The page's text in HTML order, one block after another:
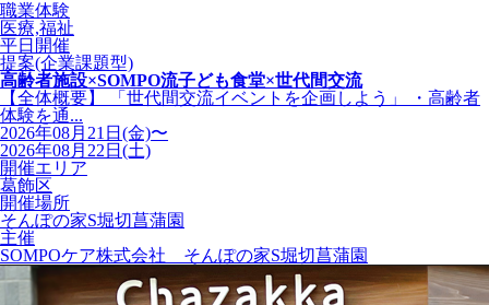
職業体験
医療,福祉
平日開催
提案(企業課題型)
高齢者施設×SOMPO流子ども食堂×世代間交流
【全体概要】 「世代間交流イベントを企画しよう」 ・高齢者
体験を通...
2026年08月21日(金)〜
2026年08月22日(土)
開催エリア
葛飾区
開催場所
そんぽの家S堀切菖蒲園
主催
SOMPOケア株式会社 そんぽの家S堀切菖蒲園